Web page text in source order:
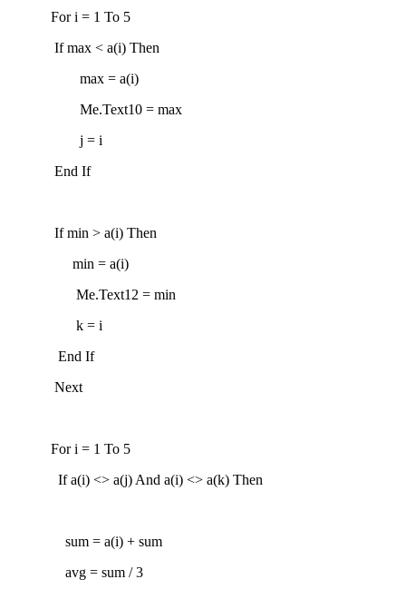
For i = 1 To 5
If max < a(i) Then
max = a(i)
Me.Text10 = max
j = i
End If
If min > a(i) Then
min = a(i)
Me.Text12 = min
k = i
End If
Next
For i = 1 To 5
If a(i) <> a(j) And a(i) <> a(k) Then
sum = a(i) + sum
avg = sum / 3